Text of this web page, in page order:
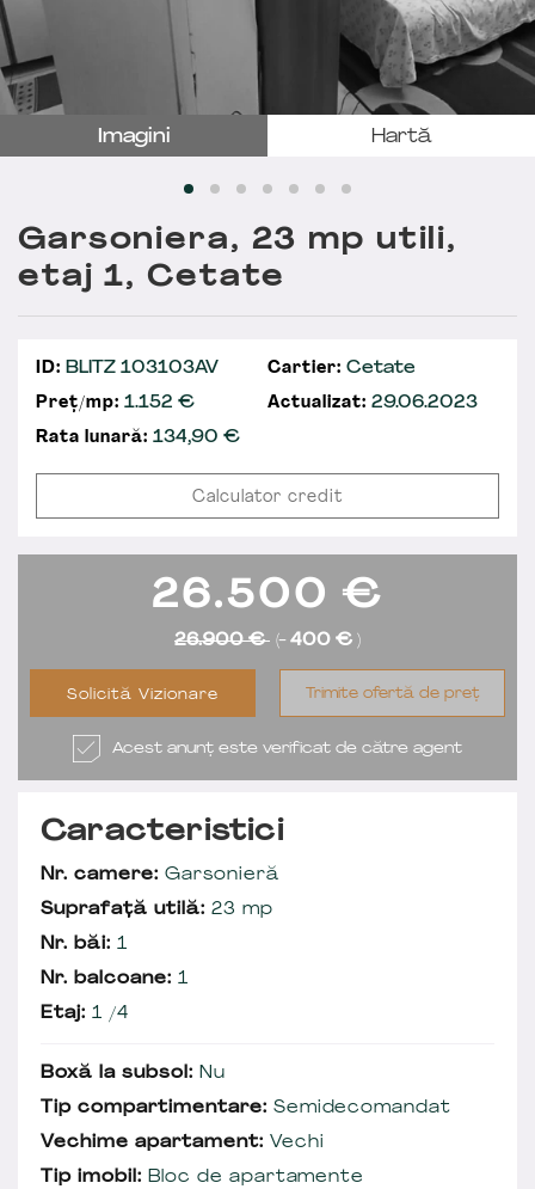
Imagini Hartă
Garsoniera, 23 mp utili,
etaj 1, Cetate
ID: BLITZ 103103AV Cartier: Cetate
Preț/mp: 1.152 € Actualizat: 29.06.2023
Rata lunară: 134,90 €
Calculator credit
26.500 €
26.900 € (- 400 € )
Solicită Vizionare Trimite ofertă de preț
Acest anunț este verificat de către agent
Caracteristici
Nr. camere: Garsonieră
Suprafață utilă: 23 mp
Nr. băi: 1
Nr. balcoane: 1
Etaj: 1 /4
Boxă la subsol: Nu
Tip compartimentare: Semidecomandat
Vechime apartament: Vechi
Tip imobil: Bloc de apartamente